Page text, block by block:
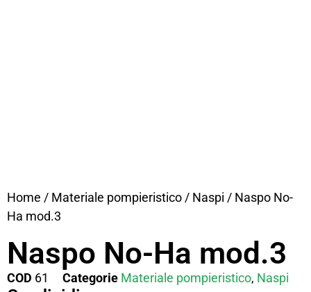
Home / Materiale pompieristico / Naspi / Naspo No-
Ha mod.3
Naspo No-Ha mod.3
COD 61 Categorie Materiale pompieristico, Naspi